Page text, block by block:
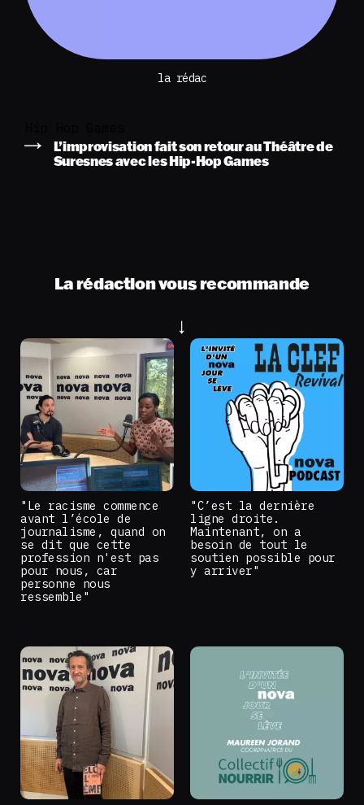
la rédac
L’improvisation fait son retour au Théâtre de
Suresnes avec les Hip-Hop Games
La rédaction vous recommande
"Le racisme commence
avant l’école de
journalisme, quand on
se dit que cette
profession n'est pas
pour nous, car
personne nous
ressemble"
"C’est la dernière
ligne droite.
Maintenant, on a
besoin de tout le
soutien possible pour
y arriver"